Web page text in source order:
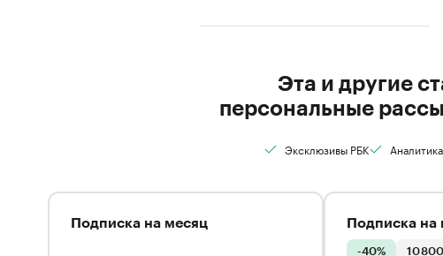
Эта и другие
персональные
Эксклюзивы РБК
Подписка на месяц Подписка на
-40% 10